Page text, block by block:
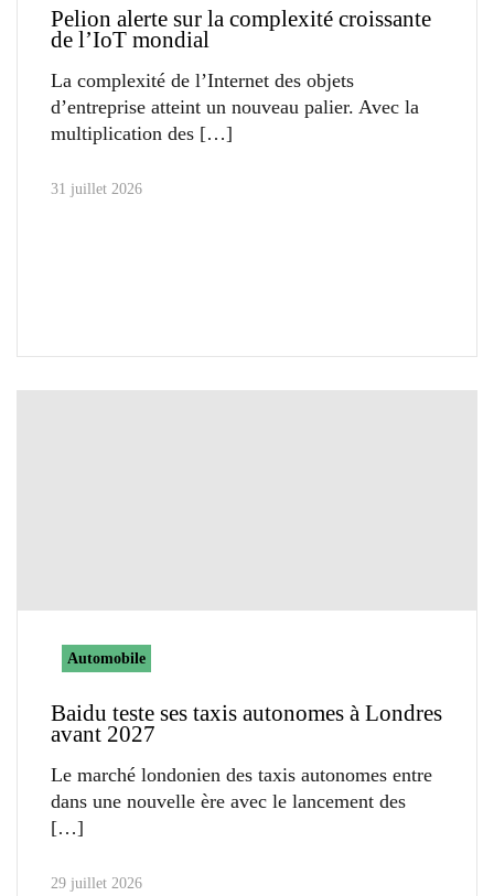
Pelion alerte sur la complexité croissante
de l’IoT mondial
La complexité de l’Internet des objets
d’entreprise atteint un nouveau palier. Avec la
multiplication des
31 juillet 2026
Automobile
Baidu teste ses taxis autonomes à Londres
avant 2027
Le marché londonien des taxis autonomes entre
dans une nouvelle ère avec le lancement des
29 juillet 2026